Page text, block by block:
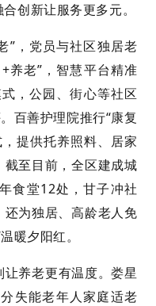
创新让服务更多元。
”，党员与社区独居老
养老”，智慧平台精准
，公园、街心等社区
百善护理院推行“康复
提供托养照料、居家
至目前，全区建成城
食堂12处，甘子冲社
为独居、高龄老人免
暖夕阳红。
养老更有温度。娄星
失能老年人家庭适老